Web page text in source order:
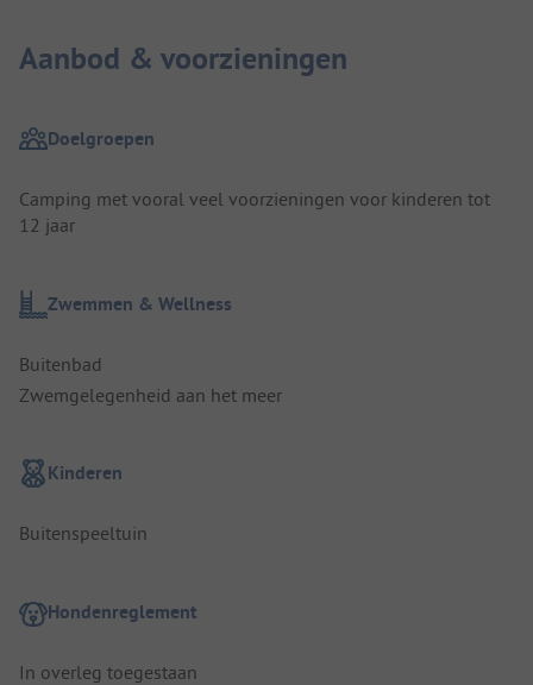
Aanbod & voorzieningen
Doelgroepen
Camping met vooral veel voorzieningen voor kinderen tot
12 jaar
Zwemmen & Wellness
Buitenbad
Zwemgelegenheid aan het meer
Kinderen
Buitenspeeltuin
Hondenreglement
In overleg toegestaan